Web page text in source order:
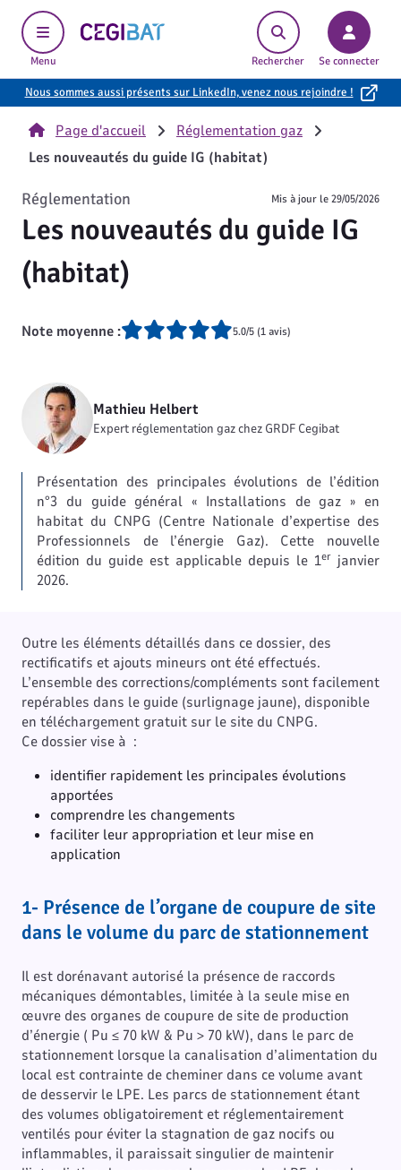
Menu
Cegibat, accueil
Rechercher Se connecter
Nous sommes aussi présents sur LinkedIn, venez nous rejoindre !
Page d'accueil
Réglementation gaz
Les nouveautés du guide IG (habitat)
Les nouveautés du guide IG
(habitat)
Réglementation Mis à jour le29/05/2026
Note moyenne : 5.0/5 (1 avis)
Mathieu Helbert
Expert réglementation gaz chez GRDF Cegibat
Présentation des principales évolutions de l’édition
n°3 du guide général « Installations de gaz » en
habitat du CNPG (Centre Nationale d’expertise des
Professionnels de l’énergie Gaz). Cette nouvelle
édition du guide est applicable depuis le 1er janvier
2026.
Outre les éléments détaillés dans ce dossier, des
rectificatifs et ajouts mineurs ont été effectués.
L’ensemble des corrections/compléments sont facilement
repérables dans le guide (surlignage jaune), disponible
en téléchargement gratuit sur le site du CNPG.
Ce dossier vise à :
identifier rapidement les principales évolutions
apportées
comprendre les changements
faciliter leur appropriation et leur mise en
application
1- Présence de l’organe de coupure de site
dans le volume du parc de stationnement
Il est dorénavant autorisé la présence de raccords
mécaniques démontables, limitée à la seule mise en
œuvre des organes de coupure de site de production
d’énergie ( Pu ≤ 70 kW & Pu > 70 kW), dans le parc de
stationnement lorsque la canalisation d’alimentation du
local est contrainte de cheminer dans ce volume avant
de desservir le LPE. Les parcs de stationnement étant
des volumes obligatoirement et réglementairement
ventilés pour éviter la stagnation de gaz nocifs ou
inflammables, il paraissait singulier de maintenir